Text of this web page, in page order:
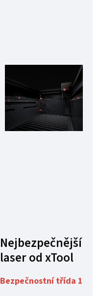
Nejbezpečnější
laser od xTool
Bezpečnostní třída 1